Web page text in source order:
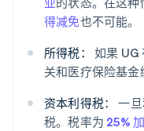
得减免也不可能。
所得税：
如果 UG
关和医疗保险基金
资本利得税：
一
税。税率为 25%
爱尔兰
English
爱沙尼亚
English
奥地利
澳大利亚
English